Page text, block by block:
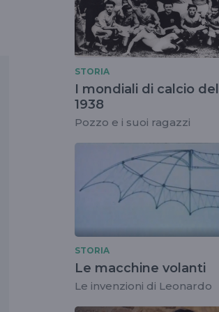
STORIA
I mondiali di calcio del
1938
Pozzo e i suoi ragazzi
STORIA
Le macchine volanti
Le invenzioni di Leonardo